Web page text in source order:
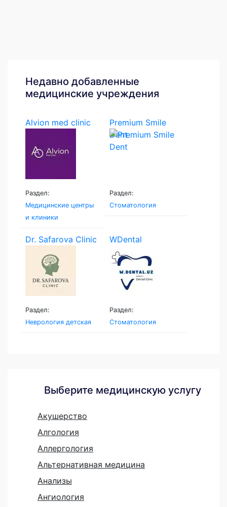
Недавно добавленные
медицинские учреждения
Alvion med clinic
Раздел:
Медицинские центры
и клиники
Premium Smile
Dent
Раздел:
Стоматология
Dr. Safarova Clinic
Раздел:
Неврология детская
WDental
Раздел:
Стоматология
Выберите медицинскую услугу
Акушерство
Алгология
Аллергология
Альтернативная медицина
Анализы
Ангиология